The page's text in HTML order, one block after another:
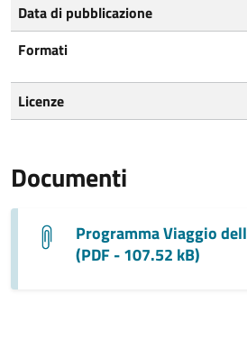
Data di pubblicazione
Formati
Licenze
Documenti
Programma Viaggio
(PDF - 107.52 kB)